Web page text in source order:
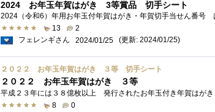
2024 お年玉年賀はがき 3等賞品 切手シート
13
2
フェレンギさん
2024/01/25 (更新: 2024/01/25)
２０２２ お年玉年賀はがき ３等 切手シート
２０２２ お年玉年賀はがき ３等
8
0